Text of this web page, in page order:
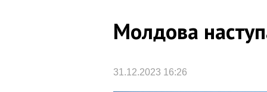
Молдова
31.12.2023 16:26